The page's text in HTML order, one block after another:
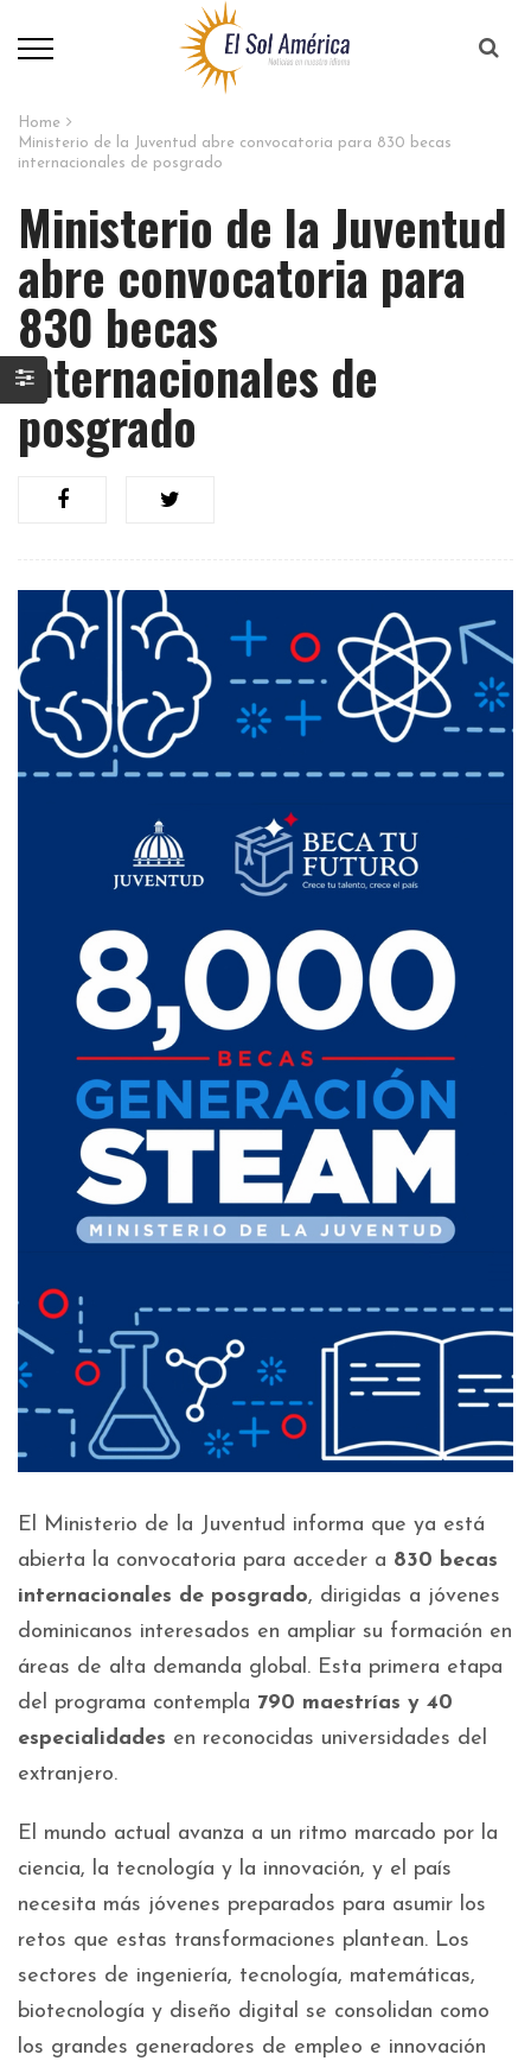
Home
Ministerio de la Juventud abre convocatoria para 830 becas
internacionales de posgrado
Ministerio de la Juventud
abre convocatoria para
830 becas
internacionales de
posgrado
El Ministerio de la Juventud informa que ya está
abierta la convocatoria para acceder a 830 becas
internacionales de posgrado, dirigidas a jóvenes
dominicanos interesados en ampliar su formación en
áreas de alta demanda global. Esta primera etapa
del programa contempla 790 maestrías y 40
especialidades en reconocidas universidades del
extranjero.
El mundo actual avanza a un ritmo marcado por la
ciencia, la tecnología y la innovación, y el país
necesita más jóvenes preparados para asumir los
retos que estas transformaciones plantean. Los
sectores de ingeniería, tecnología, matemáticas,
biotecnología y diseño digital se consolidan como
los grandes generadores de empleo e innovación